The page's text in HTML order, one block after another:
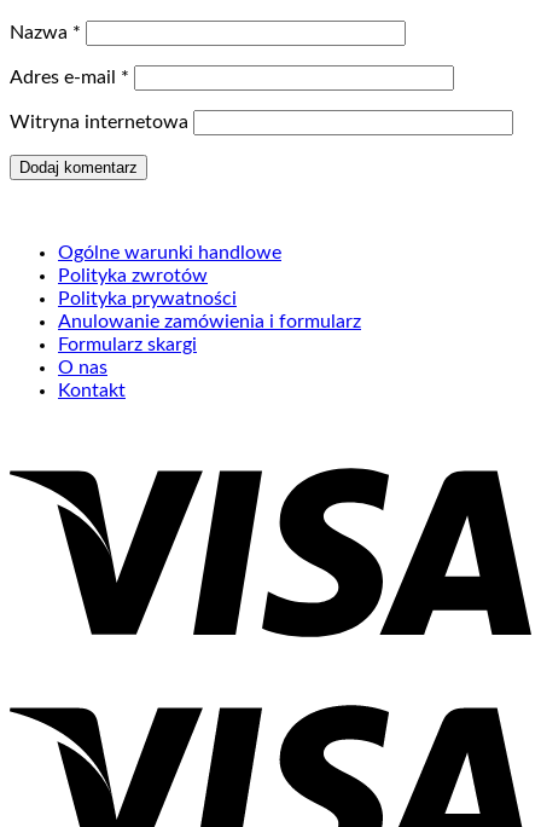
Nazwa *
Adres e-mail *
Witryna internetowa
Ogólne warunki handlowe
Polityka zwrotów
Polityka prywatności
Anulowanie zamówienia i formularz
Formularz skargi
O nas
Kontakt